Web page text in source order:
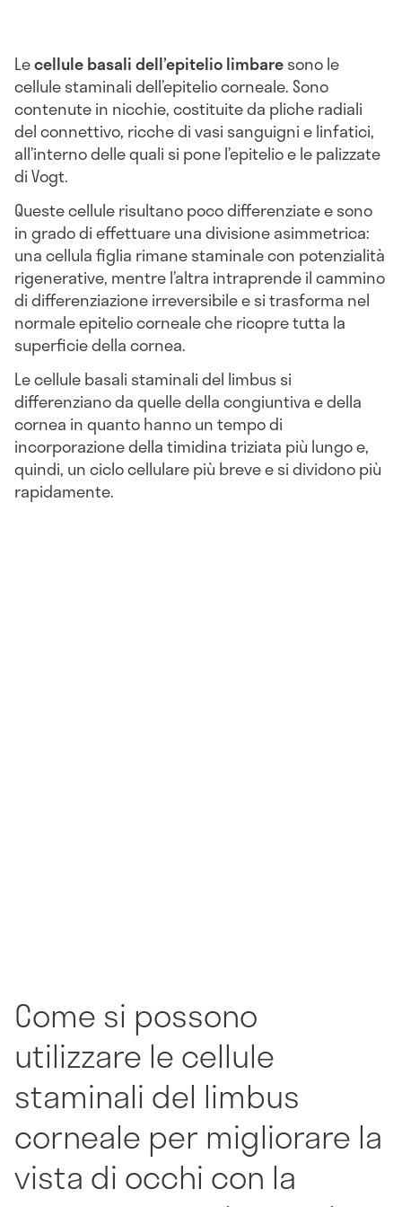
Lecellule basali dell’epitelio limbaresono le
cellule staminali dell’epitelio corneale. Sono
contenute in nicchie, costituite da pliche radiali
del connettivo, ricche di vasi sanguigni e linfatici,
all’interno delle quali si pone l’epitelio e le palizzate
di Vogt.
Queste cellule risultano poco differenziate e sono
in grado di effettuare una divisione asimmetrica:
una cellula figlia rimane staminale con potenzialità
rigenerative, mentre l’altra intraprende il cammino
di differenziazione irreversibile e si trasforma nel
normale epitelio corneale che ricopre tutta la
superficie della cornea.
Le cellule basali staminali del limbus si
differenziano da quelle della congiuntiva e della
cornea in quanto hanno un tempo di
incorporazione della timidina triziata più lungo e,
quindi, un ciclo cellulare più breve e si dividono più
rapidamente.
Come si possono
utilizzare le cellule
staminali del limbus
corneale per migliorare la
vista di occhi con la